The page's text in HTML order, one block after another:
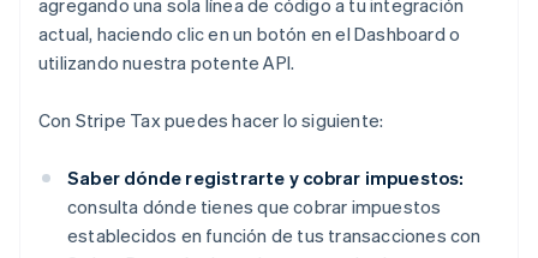
agregando una sola línea de código a tu integración
actual, haciendo clic en un botón en el Dashboard o
utilizando nuestra potente API.
Con Stripe Tax puedes hacer lo siguiente:
Saber dónde registrarte y cobrar impuestos:
consulta dónde tienes que cobrar impuestos
establecidos en función de tus transacciones con